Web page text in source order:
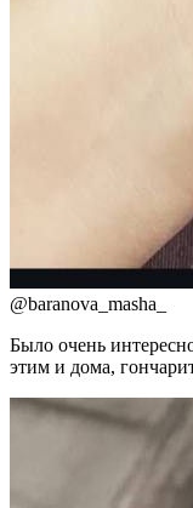
@baranova_masha_
Было очень
этим и дома,